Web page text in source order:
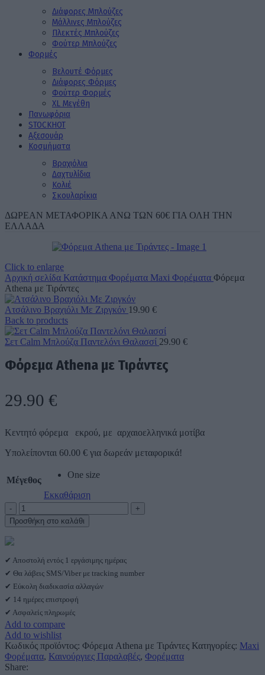
Διάφορες Μπλούζες
Μάλλινες Μπλούζες
Πλεκτές Μπλούζες
Φούτερ Μπλούζες
Φορμές
Βελουτέ Φόρμες
Διάφορες Φόρμες
Φούτερ Φορμές
XL Μεγέθη
Πανωφόρια
STOCKΗΟΤ
Aξεσουάρ
Κοσμήματα
Βραχιόλια
Δαχτυλίδια
Κολιέ
Σκουλαρίκια
ΔΩΡΕΑΝ ΜΕΤΑΦΟΡΙΚΑ ΑΝΩ ΤΩΝ 60€ ΓΙΑ ΟΛΗ ΤΗΝ
ΕΛΛΑΔΑ
Click to enlarge
Αρχική σελίδα Κατάστημα Φορέματα Maxi Φορέματα Φόρεμα
Athena με Τιράντες
Ατσάλινο Βραχιόλι Με Ζιργκόν 19.90 €
Back to products
Σετ Calm Μπλούζα Παντελόνι Θαλασσί 29.90 €
Φόρεμα Athena με Τιράντες
29.90 €
Κεντητό φόρεμα εκρού, με αρχαιοελληνικά μοτίβα
Υπολείπονται 60.00 € για δωρεάν μεταφορικά!
Μέγεθος
One size
Εκκαθάριση
Φόρεμα
Athena
με
Προσθήκη στο καλάθι
✔ Αποστολή εντός 1 εργάσιμης ημέρας
✔ Θα λάβεις SMS/Viber με tracking number
✔ Εύκολη διαδικασία αλλαγών
✔ 14 ημέρες επιστροφή
✔ Ασφαλείς πληρωμές
Add to compare
Add to wishlist
Κωδικός προϊόντος: Φόρεμα Athena με Τιράντες Κατηγορίες: Maxi
Φορέματα, Καινούργιες Παραλαβές, Φορέματα
Share: